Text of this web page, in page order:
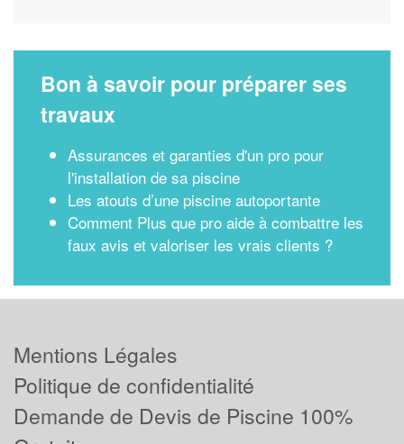
Bon à savoir pour préparer ses
travaux
Assurances et garanties d'un pro pour
l'installation de sa piscine
Les atouts d’une piscine autoportante
Comment Plus que pro aide à combattre les
faux avis et valoriser les vrais clients ?
Mentions Légales
Politique de confidentialité
Demande de Devis de Piscine 100%